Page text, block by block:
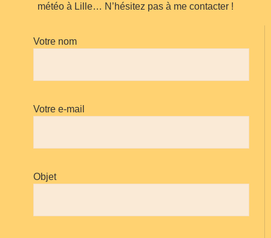
météo à Lille… N’hésitez pas à me contacter !
Votre nom
Votre e-mail
Objet